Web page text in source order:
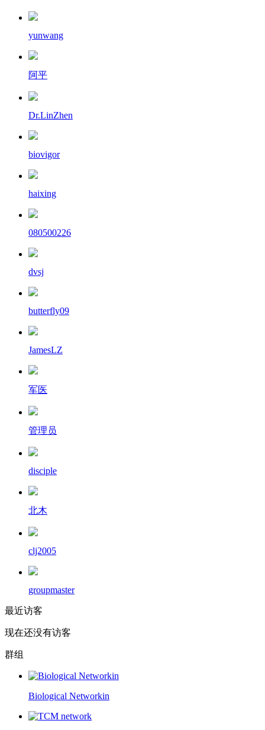
yunwang
阿平
Dr.LinZhen
biovigor
haixing
080500226
dvsj
butterfly09
JamesLZ
军医
管理员
disciple
北木
clj2005
groupmaster
最近访客
现在还没有访客
群组
Biological Networkin